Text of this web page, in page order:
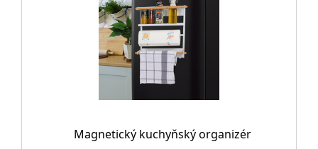
Magnetický kuchyňský organizér